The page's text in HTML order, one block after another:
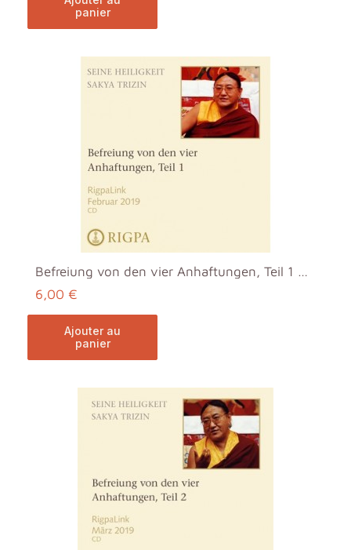
panier
Befreiung von den vier Anhaftungen, Teil 1 MP3
6,00 €
ajouter au
panier